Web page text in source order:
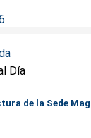
Día
de la Sede